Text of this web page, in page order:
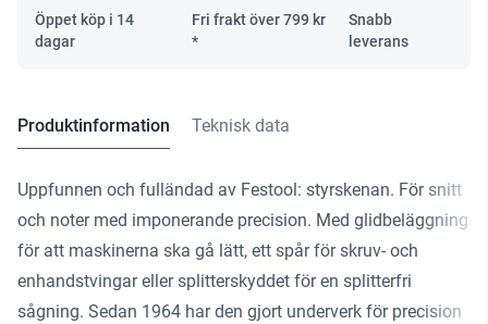
Öppet köp i 14
dagar
Fri frakt över799 kr
*
Snabb
leverans
Produktinformation Teknisk data
Uppfunnen och fulländad av Festool: styrskenan. För snitt
och noter med imponerande precision. Med glidbeläggning
för att maskinerna ska gå lätt, ett spår för skruv- och
enhandstvingar eller splitterskyddet för en splitterfri
sågning. Sedan 1964 har den gjort underverk för precision